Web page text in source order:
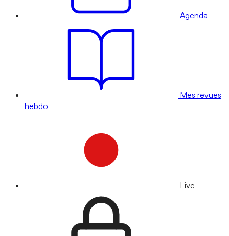
Agenda
Mes revues
hebdo
Live